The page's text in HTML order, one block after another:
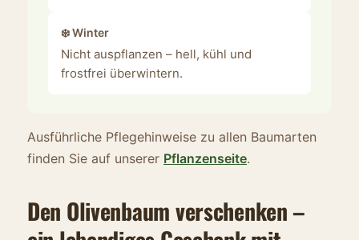
❄️ Winter
Nicht auspflanzen – hell, kühl und
frostfrei überwintern.
Ausführliche Pflegehinweise zu allen Baumarten
finden Sie auf unserer Pflanzenseite.
Den Olivenbaum verschenken –